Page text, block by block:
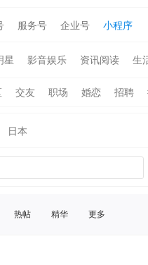
服务号 企业号 小程序
星 影音娱乐 资讯阅读 生
交友 职场 婚恋 招聘
日本
热帖 精华 更多